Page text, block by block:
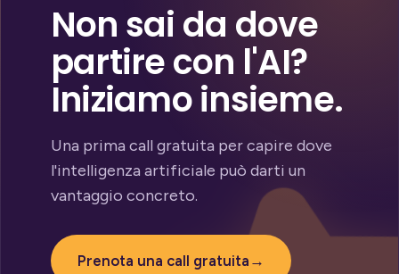
Non sai da dove
partire con l'AI?
Iniziamo insieme.
Una prima call gratuita per capire dove
l'intelligenza artificiale può darti un
vantaggio concreto.
Prenota una call gratuita →